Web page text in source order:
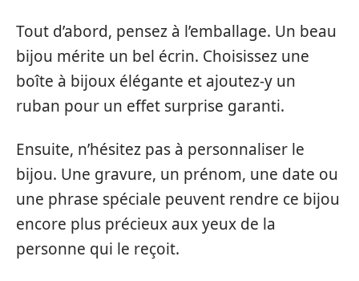
Tout d’abord, pensez à l’emballage. Un beau
bijou mérite un bel écrin. Choisissez une
boîte à bijoux élégante et ajoutez-y un
ruban pour un effet surprise garanti.
Ensuite, n’hésitez pas à personnaliser le
bijou. Une gravure, un prénom, une date ou
une phrase spéciale peuvent rendre ce bijou
encore plus précieux aux yeux de la
personne qui le reçoit.